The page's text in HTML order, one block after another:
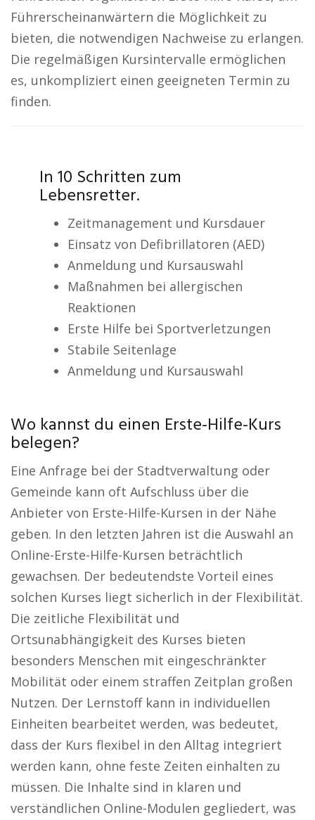
Führerscheinanwärtern die Möglichkeit zu
bieten, die notwendigen Nachweise zu erlangen.
Die regelmäßigen Kursintervalle ermöglichen
es, unkompliziert einen geeigneten Termin zu
finden.
In 10 Schritten zum
Lebensretter.
Zeitmanagement und Kursdauer
Einsatz von Defibrillatoren (AED)
Anmeldung und Kursauswahl
Maßnahmen bei allergischen
Reaktionen
Erste Hilfe bei Sportverletzungen
Stabile Seitenlage
Anmeldung und Kursauswahl
Wo kannst du einen Erste-Hilfe-Kurs
belegen?
Eine Anfrage bei der Stadtverwaltung oder
Gemeinde kann oft Aufschluss über die
Anbieter von Erste-Hilfe-Kursen in der Nähe
geben. In den letzten Jahren ist die Auswahl an
Online-Erste-Hilfe-Kursen beträchtlich
gewachsen. Der bedeutendste Vorteil eines
solchen Kurses liegt sicherlich in der Flexibilität.
Die zeitliche Flexibilität und
Ortsunabhängigkeit des Kurses bieten
besonders Menschen mit eingeschränkter
Mobilität oder einem straffen Zeitplan großen
Nutzen. Der Lernstoff kann in individuellen
Einheiten bearbeitet werden, was bedeutet,
dass der Kurs flexibel in den Alltag integriert
werden kann, ohne feste Zeiten einhalten zu
müssen. Die Inhalte sind in klaren und
verständlichen Online-Modulen gegliedert, was